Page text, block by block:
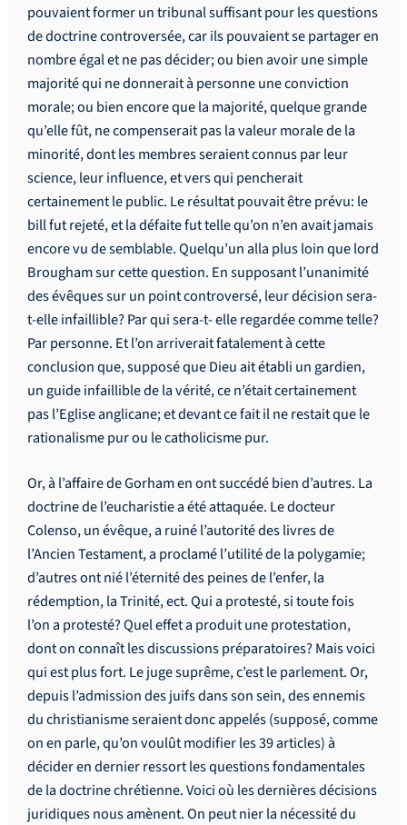
pouvaient former un tribunal suffisant pour les questions
de doctrine controversée, car ils pouvaient se partager en
nombre égal et ne pas décider; ou bien avoir une simple
majorité qui ne donnerait à personne une conviction
morale; ou bien encore que la majorité, quelque grande
qu’elle fût, ne compenserait pas la valeur morale de la
minorité, dont les membres seraient connus par leur
science, leur influence, et vers qui pencherait
certainement le public. Le résultat pouvait être prévu: le
bill fut rejeté, et la défaite fut telle qu’on n’en avait jamais
encore vu de semblable. Quelqu’un alla plus loin que lord
Brougham sur cette question. En supposant l’unanimité
des évêques sur un point controversé, leur décision sera-
t-elle infaillible? Par qui sera-t- elle regardée comme telle?
Par personne. Et l’on arriverait fatalement à cette
conclusion que, supposé que Dieu ait établi un gardien,
un guide infaillible de la vérité, ce n’était certainement
pas l’Eglise anglicane; et devant ce fait il ne restait que le
rationalisme pur ou le catholicisme pur.
Or, à l’affaire de Gorham en ont succédé bien d’autres. La
doctrine de l’eucharistie a été attaquée. Le docteur
Colenso, un évêque, a ruiné l’autorité des livres de
l’Ancien Testament, a proclamé l’utilité de la polygamie;
d’autres ont nié l’éternité des peines de l’enfer, la
rédemption, la Trinité, ect. Qui a protesté, si toute fois
l’on a protesté? Quel effet a produit une protestation,
dont on connaît les discussions préparatoires? Mais voici
qui est plus fort. Le juge suprême, c’est le parlement. Or,
depuis l’admission des juifs dans son sein, des ennemis
du christianisme seraient donc appelés (supposé, comme
on en parle, qu’on voulût modifier les 39 articles) à
décider en dernier ressort les questions fondamentales
de la doctrine chrétienne. Voici où les dernières décisions
juridiques nous amènent. On peut nier la nécessité du